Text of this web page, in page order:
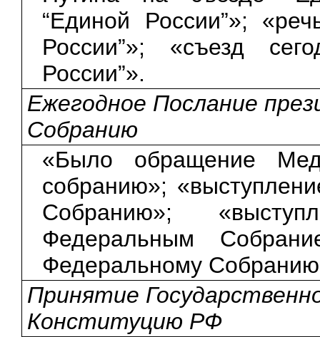
“Единой России”»;
России”»; «съезд
России”».
Ежегодное Послание
Собранию
«Было обращение
собранию»;
Собранию»;
Федеральным
Федеральному
Принятие
Конституцию РФ